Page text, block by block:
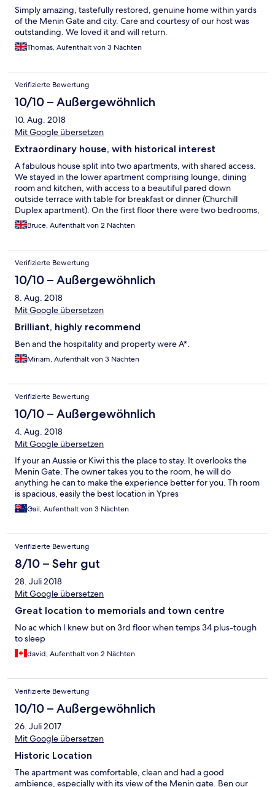
Simply amazing, tastefully restored, genuine home within yards
of the Menin Gate and city. Care and courtesy of our host was
outstanding. We loved it and will return.
Thomas, Aufenthalt von 3 Nächten
Verifizierte Bewertung
10/10 – Außergewöhnlich
10. Aug. 2018
Mit Google übersetzen
Extraordinary house, with historical interest
A fabulous house split into two apartments, with shared access.
We stayed in the lower apartment comprising lounge, dining
room and kitchen, with access to a beautiful pared down
outside terrace with table for breakfast or dinner (Churchill
Duplex apartment). On the first floor there were two bedrooms,
with the master bedroom at the front having an ensuite
bathroom. Fantastic views across to the Menin Gate opposite.
past the sides of the blinds so be aware if you want to have a
completely dark bedroom-but what a view! Visiting coaches
park opposite but only for a few hours each evening prior to the
Last Post, and they are gone straight afterwards. The house is
stuffed with artifacts and pictures relating to the Great War and
the Menin Gate, so you have your own little museum! A 10
Ypres with shops, bars and restaurants. We really liked Ypres,
with quality shopping and a very relaxed atmosphere.
Obviously, in terms of sightseeing and visiting areas relating to
the Great War, you are close to many things. Short term parking
the road, a short walk away. I would highly recommend Menin
Gate House, and indeed plan on taking my elderly father to stay
there next year for a long weekend.
Bruce, Aufenthalt von 2 Nächten
Verifizierte Bewertung
10/10 – Außergewöhnlich
8. Aug. 2018
Mit Google übersetzen
Brilliant, highly recommend
Ben and the hospitality and property were A*.
Miriam, Aufenthalt von 3 Nächten
Verifizierte Bewertung
10/10 – Außergewöhnlich
4. Aug. 2018
Mit Google übersetzen
If your an Aussie or Kiwi this the place to stay. It overlooks the
Menin Gate. The owner takes you to the room, he will do
anything he can to make the experience better for you. Th room
is spacious, easily the best location in Ypres
Gail, Aufenthalt von 3 Nächten
Verifizierte Bewertung
8/10 – Sehr gut
28. Juli 2018
Mit Google übersetzen
Great location to memorials and town centre
No ac which I knew but on 3rd floor when temps 34 plus-tough
to sleep
david, Aufenthalt von 2 Nächten
Verifizierte Bewertung
10/10 – Außergewöhnlich
26. Juli 2017
Mit Google übersetzen
Historic Location
The apartment was comfortable, clean and had a good
ambience, especially with its view of the Menin gate. Ben our